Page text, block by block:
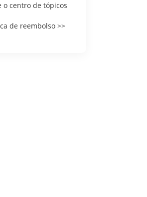
o centro de tópicos
de reembolso >>